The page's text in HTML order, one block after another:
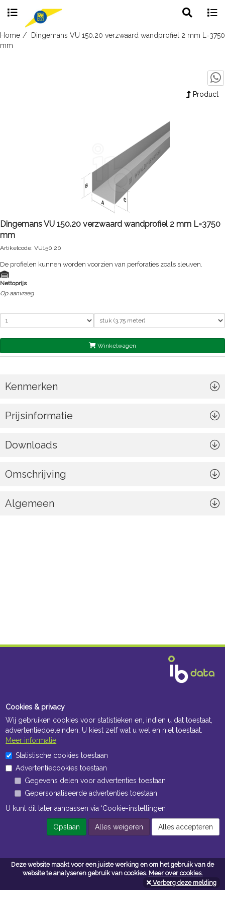
Deze website maakt voor een juiste werking en om het gebruik van de
website te analyseren gebruik van cookies. Meer over cookies.
Verberg deze melding
Skip
to
search
Home
Dingemans VU 150.20 verzwaard wandprofiel 2 mm L=3750
mm
Product
Dingemans VU 150.20 verzwaard wandprofiel 2 mm L=3750
mm
Artikelcode: VU150.20
De profielen kunnen worden voorzien van perforaties zoals sleuven.
Nettoprijs
Op aanvraag
Winkelwagen
Kenmerken
Prijsinformatie
Downloads
Omschrijving
Algemeen
Openingstijden Kantoor
ma t/m vr 8:30 uur tot 17:00 uur
Openingstijden Magazijn
ma t/m vr 7:00 uur tot 16:30 uur
Algemene voorwaarden
Cookies & privacy
Wij gebruiken cookies voor statistieken en, indien u dat toestaat,
advertentiedoeleinden. U kiest zelf wat u wel en niet toestaat.
Meer informatie
Statistische cookies toestaan
Advertentiecookies toestaan
Gegevens delen voor advertenties toestaan
Gepersonaliseerde advertenties toestaan
U kunt dit later aanpassen via ‘Cookie-instellingen’.
Opslaan Alles weigeren Alles accepteren